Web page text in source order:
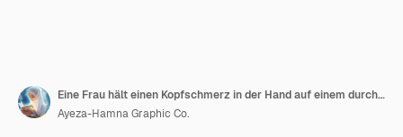
Eine Frau hält einen Kopfschmerz in der Hand auf einem durchsichtigen Hintergrund
Ayeza-Hamna Graphic Co.